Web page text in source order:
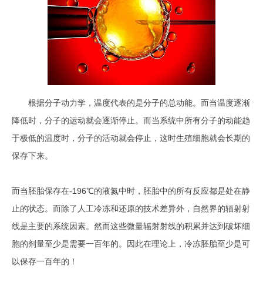
根据分子动力学，温度代表的是分子的总动能。而当温度逐渐
降低时，分子的运动就会逐渐停止。而当系统中所有分子的动能趋
于极低的温度时，分子的活动就会停止，这时生殖细胞就会长期的
保存下来。
而当胚胎保存在-196℃的液氮中时，胚胎中的所有反应都是处在静
止的状态。而除了人工冷冻和还原的技术差异外，自然界的辐射射
线是主要的系统因素。然而这些微量辐射射线的积累并达到破坏细
胞的剂量至少是需要一百年的。因此在理论上，冷冻胚胎至少是可
以保存一百年的！